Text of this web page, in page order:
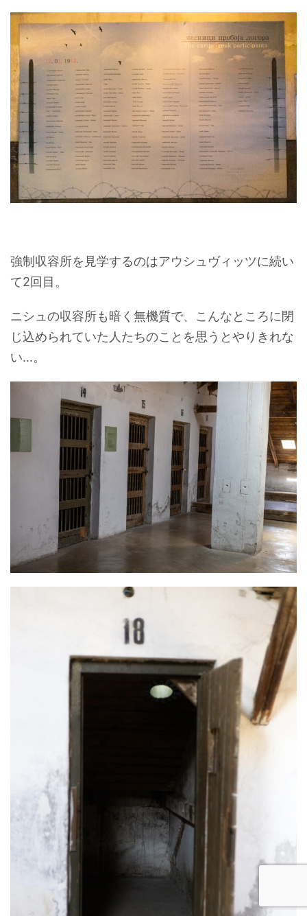
強制収容所を見学するのはアウシュヴィッツに続い
て2回目。
ニシュの収容所も暗く無機質で、こんなところに閉
じ込められていた人たちのことを思うとやりきれな
い...。